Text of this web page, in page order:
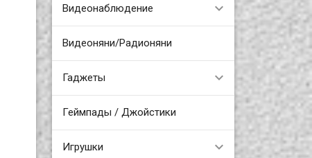
Видеонаблюдение
Видеоняни/Радионяни
Гаджеты
Геймпады / Джойстики
Игрушки